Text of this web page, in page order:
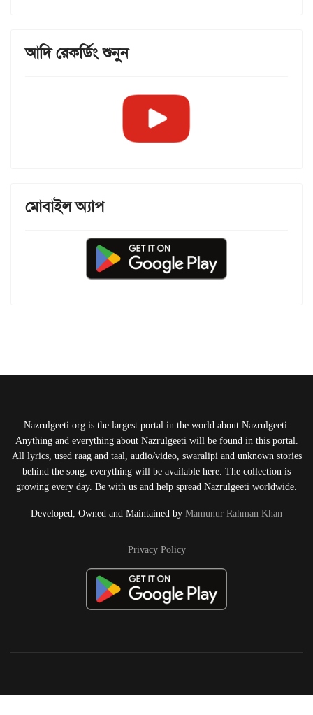
আদি রেকর্ডিং শুনুন
মোবাইল অ্যাপ
Nazrulgeeti.org is the largest portal in the world about Nazrulgeeti.
Anything and everything about Nazrulgeeti will be found in this portal.
All lyrics, used raag and taal, audio/video, swaralipi and unknown stories
behind the song, everything will be available here. The collection is
growing every day. Be with us and help spread Nazrulgeeti worldwide.
Developed, Owned and Maintained by Mamunur Rahman Khan
Privacy Policy